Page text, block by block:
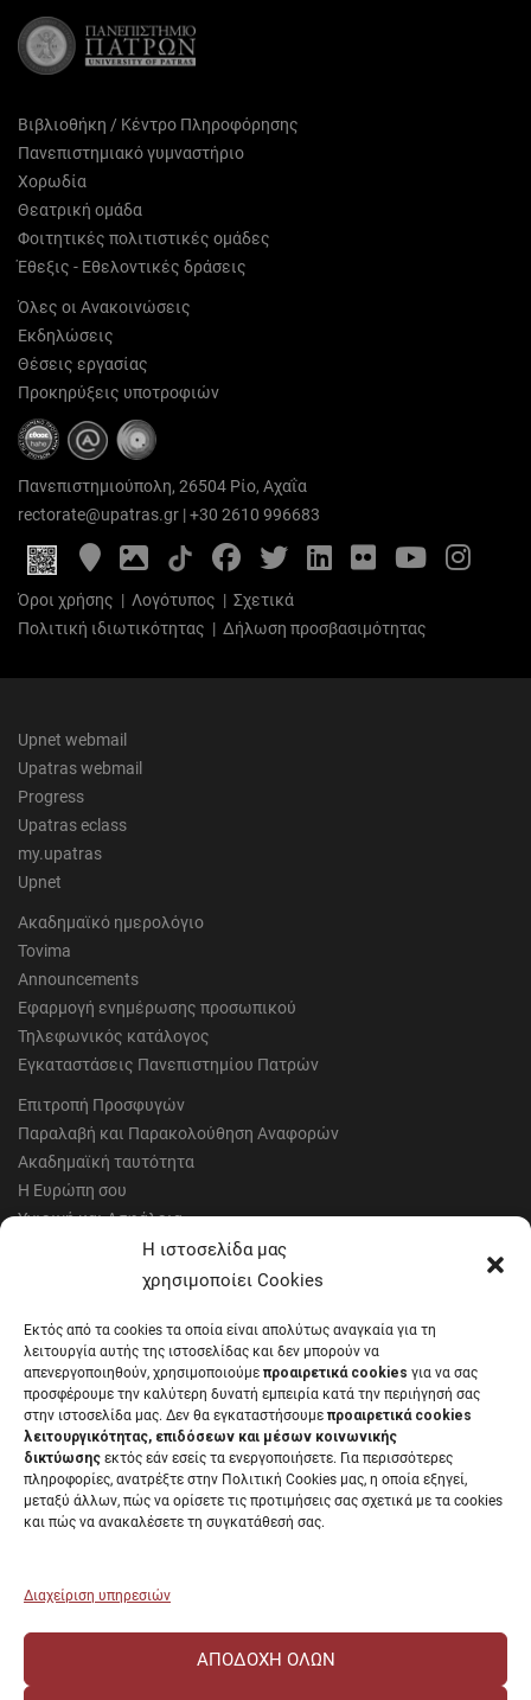
Η ιστοσελίδα μας
χρησιμοποίει Cookies
Εκτός από τα cookies τα οποία είναι απολύτως αναγκαία για τη
λειτουργία αυτής της ιστοσελίδας και δεν μπορούν να
απενεργοποιηθούν, χρησιμοποιούμε προαιρετικά cookies για να σας
προσφέρουμε την καλύτερη δυνατή εμπειρία κατά την περιήγησή σας
στην ιστοσελίδα μας. Δεν θα εγκαταστήσουμε προαιρετικά cookies
λειτουργικότητας, επιδόσεων και μέσων κοινωνικής
δικτύωσης εκτός εάν εσείς τα ενεργοποιήσετε. Για περισσότερες
πληροφορίες, ανατρέξτε στην Πολιτική Cookies μας, η οποία εξηγεί,
μεταξύ άλλων, πώς να ορίσετε τις προτιμήσεις σας σχετικά με τα cookies
και πώς να ανακαλέσετε τη συγκατάθεσή σας.
Διαχείριση υπηρεσιών
ΑΠΟΔΟΧΉ ΌΛΩΝ
Βιβλιοθήκη / Κέντρο Πληροφόρησης
Πανεπιστημιακό γυμναστήριο
Χορωδία
Θεατρική ομάδα
Φοιτητικές πολιτιστικές ομάδες
Έθεξις - Εθελοντικές δράσεις
Όλες οι Ανακοινώσεις
Εκδηλώσεις
Θέσεις εργασίας
Προκηρύξεις υποτροφιών
Πανεπιστημιούπολη, 26504 Ρίο, Αχαΐα
rectorate@upatras.gr |+30 2610 996683
Google
Maps
Photo
Gallery
FacebookTwitterLinkedIn
FlickrYouTube
Όροι χρήσης | Λογότυπος | Σχετικά
Πολιτική ιδιωτικότητας | Δήλωση προσβασιμότητας
Upnet webmail
Upatras webmail
Progress
Upatras eclass
my.upatras
Upnet
Ακαδημαϊκό ημερολόγιο
Tovima
Announcements
Εφαρμογή ενημέρωσης προσωπικού
Τηλεφωνικός κατάλογος
Εγκαταστάσεις Πανεπιστημίου Πατρών
Επιτροπή Προσφυγών
Παραλαβή και Παρακολούθηση Αναφορών
Ακαδημαϊκή ταυτότητα
Η Ευρώπη σου
Υγιεινή και Ασφάλεια
Έντυπα Οικονομικής Υπηρεσίας
Έντυπα Διοικητικών Υπηρεσιών
Μητρώα αξιολογητών
Δημόσια Διαβούλευση
Συνεδριάσεις Συγκλήτου
Συνεδριάσεις Συμβουλίου Διοίκησης
EUNICoast European University